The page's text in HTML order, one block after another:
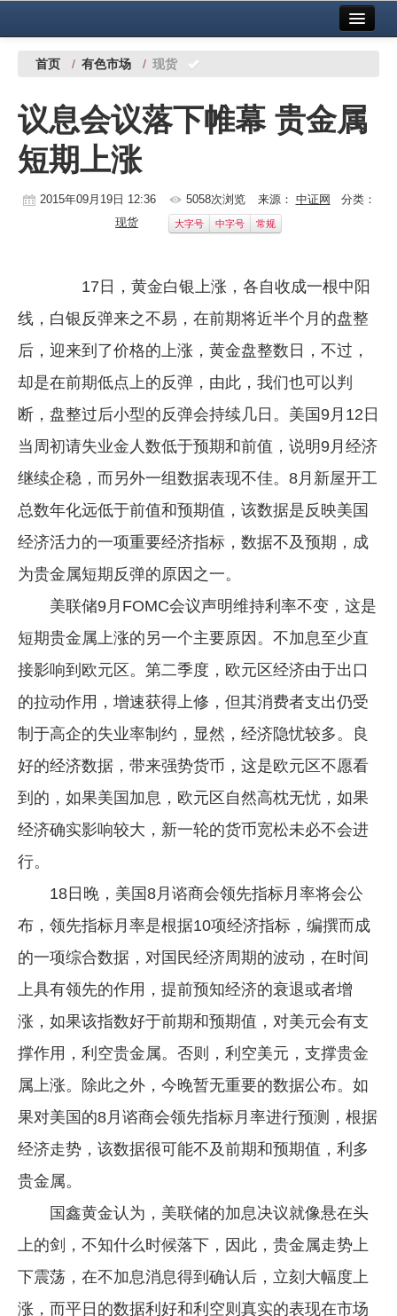
中国有色金属报社主办 广告服务
铜镍铅锌
铝
稀有稀土
镁钛
地矿 建设
党建工作
企业文化
《资源再生》杂志
数字报
首页 / 有色市场 / 现货
议息会议落下帷幕 贵金属
短期上涨
2015年09月19日 12:36 5058次浏览 来源： 中证网 分类：
现货
大字号 中字号 常规
17日，黄金白银上涨，各自收成一根中阳
线，白银反弹来之不易，在前期将近半个月的盘整
后，迎来到了价格的上涨，黄金盘整数日，不过，
却是在前期低点上的反弹，由此，我们也可以判
断，盘整过后小型的反弹会持续几日。美国9月12日
当周初请失业金人数低于预期和前值，说明9月经济
继续企稳，而另外一组数据表现不佳。8月新屋开工
总数年化远低于前值和预期值，该数据是反映美国
经济活力的一项重要经济指标，数据不及预期，成
为贵金属短期反弹的原因之一。
美联储9月FOMC会议声明维持利率不变，这是
短期贵金属上涨的另一个主要原因。不加息至少直
接影响到欧元区。第二季度，欧元区经济由于出口
的拉动作用，增速获得上修，但其消费者支出仍受
制于高企的失业率制约，显然，经济隐忧较多。良
好的经济数据，带来强势货币，这是欧元区不愿看
到的，如果美国加息，欧元区自然高枕无忧，如果
经济确实影响较大，新一轮的货币宽松未必不会进
行。
18日晚，美国8月谘商会领先指标月率将会公
布，领先指标月率是根据10项经济指标，编撰而成
的一项综合数据，对国民经济周期的波动，在时间
上具有领先的作用，提前预知经济的衰退或者增
涨，如果该指数好于前期和预期值，对美元会有支
撑作用，利空贵金属。否则，利空美元，支撑贵金
属上涨。除此之外，今晚暂无重要的数据公布。如
果对美国的8月谘商会领先指标月率进行预测，根据
经济走势，该数据很可能不及前期和预期值，利多
贵金属。
国鑫黄金认为，美联储的加息决议就像悬在头
上的剑，不知什么时候落下，因此，贵金属走势上
下震荡，在不加息消息得到确认后，立刻大幅度上
涨，而平日的数据利好和利空则真实的表现在市场